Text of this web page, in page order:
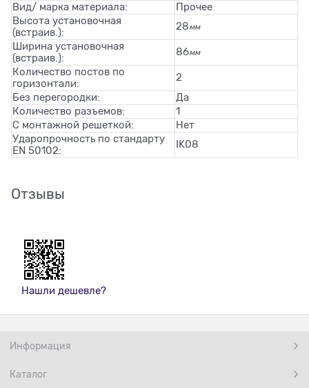
Вид/ марка материала:
Прочее
Высота установочная
(встраив.):
28мм
Ширина установочная
(встраив.):
86мм
Количество постов по
горизонтали:
2
Без перегородки:
Да
Количество разъемов:
1
С монтажной решеткой:
Нет
Ударопрочность по стандарту
EN 50102:
IK08
Отзывы
Нашли дешевле?
Информация
Каталог